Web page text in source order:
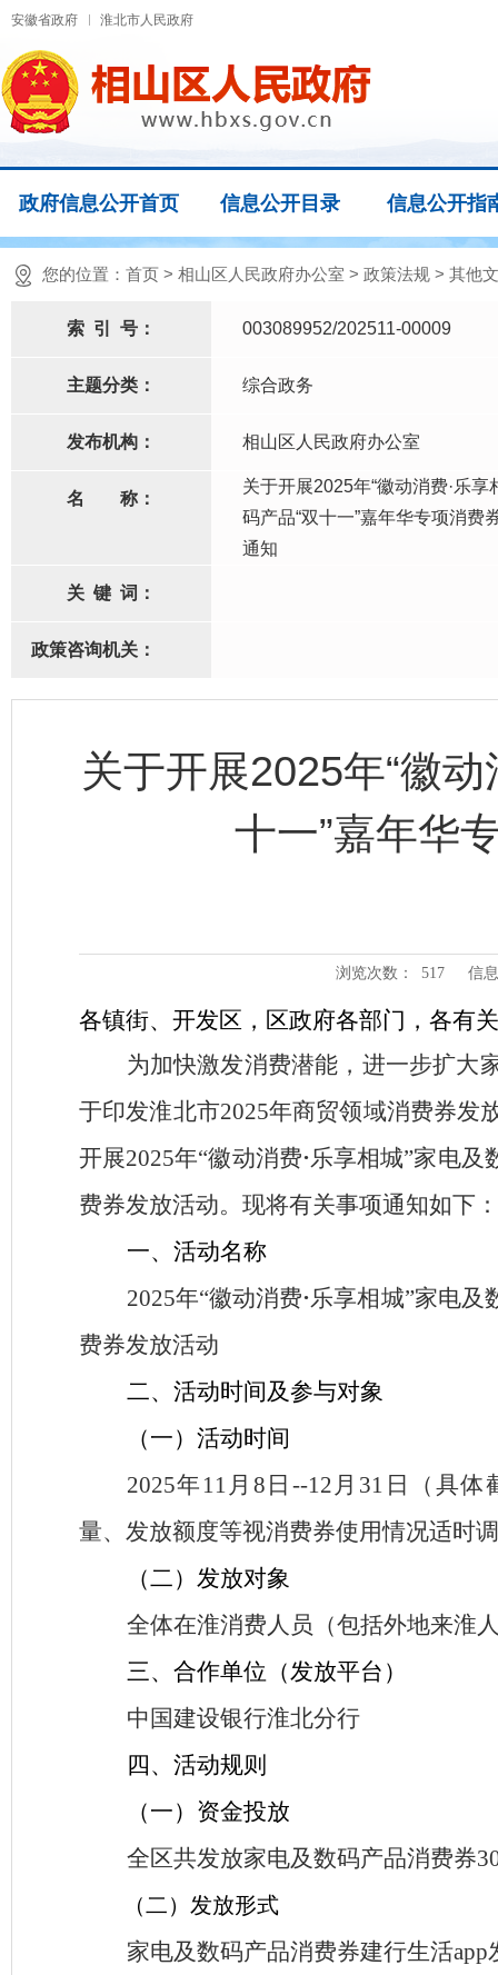
安徽省政府 淮北市人民政府
政府信息公开首页 信息公开目录 信息公开指
您的位置： 首页 > 相山区人民政府办公室 > 政策法规 > 其他
索 引 号： 003089952/202511-00009
主题分类： 综合政务
发布机构： 相山区人民政府办公室
名 称：
关于开展2025年“徽动消费·乐享
码产品“双十一”嘉年华专项消费
通知
关 键 词：
政策咨询机关：
关于开展2025年“徽
十一”嘉年华
浏览次数： 517 信
各镇街、开发区，区政府各部门，各有
为加快激发消费潜能，进一步扩大
于印发淮北市2025年商贸领域消费券发
开展2025年“徽动消费·乐享相城”家电及
费券发放活动。现将有关事项通知如下：
一、活动名称
2025年“徽动消费·乐享相城”家电及
费券发放活动
二、活动时间及参与对象
（一）活动时间
2025年 11 月 8 日 --12 月 31 日（具体
量、发放额度等视消费券使用情况适时
（二）发放对象
全体在淮消费人员（包括外地来淮
三、 合作单位（发放平台 ）
中国建设银行淮北分行
四、活动规则
（一）资金投放
全区共发放家电及数码产品消费券
（二） 发放形式
家电及数码产品消费券建行生活app